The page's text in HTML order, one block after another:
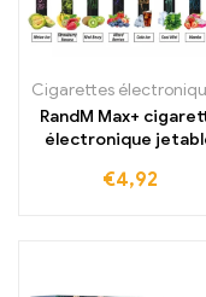
RandM Max+
électronique
acheter
€4,92